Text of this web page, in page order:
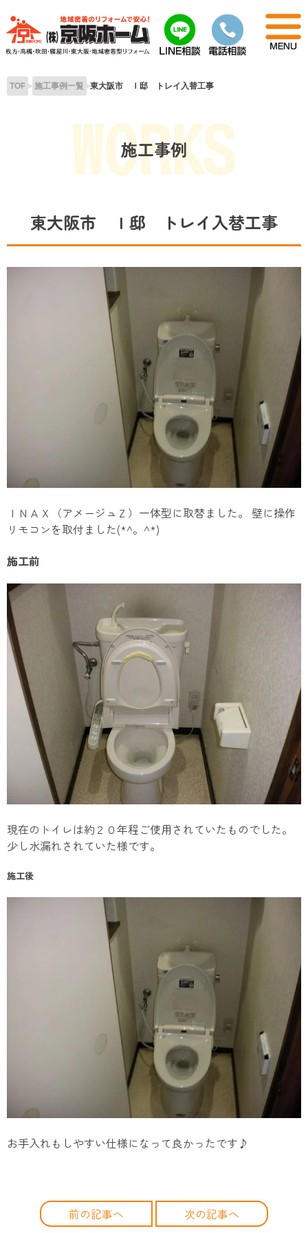
content
TOP 施工事例一覧 東大阪市 Ｉ邸 トレイ入替工事
施工事例
東大阪市 Ｉ邸 トレイ入替工事
ＩＮＡＸ（アメージュＺ）一体型に取替ました。 壁に操作
リモコンを取付ました(*^。^*)
施工前
現在のトイレは約２０年程ご使用されていたものでした。
少し水漏れされていた様です。
施工後
お手入れもしやすい仕様になって良かったです♪
前の記事へ 次の記事へ